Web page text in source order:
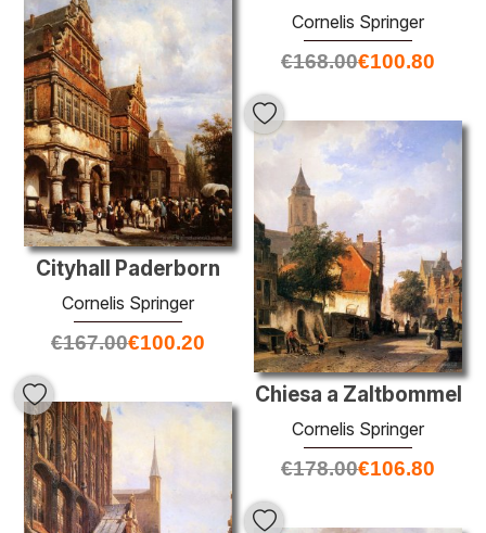
Cornelis Springer
€168.00€100.80
Cityhall Paderborn
Cornelis Springer
€167.00€100.20
Chiesa a Zaltbommel
Cornelis Springer
€178.00€106.80